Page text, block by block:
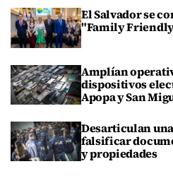
El Salvador se
"Family
Amplían
dispositivos
Apopa y San
Desarticulan
falsificar
y propiedades